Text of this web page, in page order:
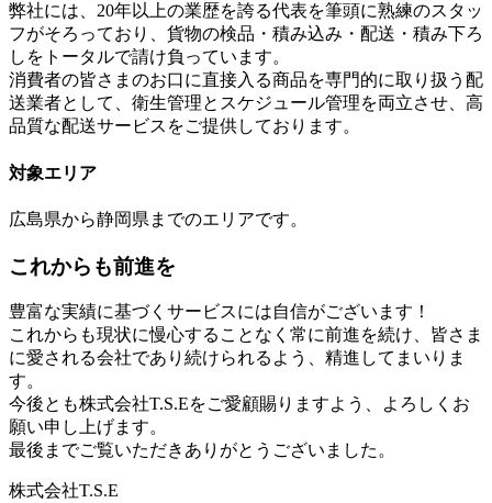
弊社には、20年以上の業歴を誇る代表を筆頭に熟練のスタッ
フがそろっており、貨物の検品・積み込み・配送・積み下ろ
しをトータルで請け負っています。
消費者の皆さまのお口に直接入る商品を専門的に取り扱う配
送業者として、衛生管理とスケジュール管理を両立させ、高
品質な配送サービスをご提供しております。
対象エリア
広島県から静岡県までのエリアです。
これからも前進を
豊富な実績に基づくサービスには自信がございます！
これからも現状に慢心することなく常に前進を続け、皆さま
に愛される会社であり続けられるよう、精進してまいりま
す。
今後とも株式会社T.S.Eをご愛顧賜りますよう、よろしくお
願い申し上げます。
最後までご覧いただきありがとうございました。
株式会社T.S.E